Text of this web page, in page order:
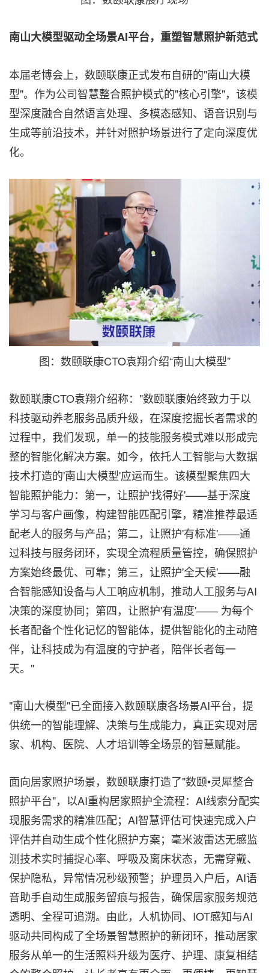
南山大模型驱动全场景AI平台，重塑智慧照护新范式
本届老博会上，数颐联康正式发布自研的"南山大模
型"。作为公司智慧整合照护模式的"核心引擎"，该模
型深度融合自然语言处理、多模态感知、语音识别与
生成等前沿技术，并针对照护场景进行了定向深度优
化。
图：数颐联康CTO袁翔介绍“南山大模型”
数颐联康CTO袁翔介绍称："数颐联康始终致力于以
科技驱动养老服务品质升级，在深度挖掘长者需求的
过程中，我们发现，单一的技能服务模式难以形成完
整的智能化解决方案。如今，依托人工智能与大数据
技术打造的'南山大模型'应运而生。该模型聚焦四大
智能照护能力：第一，让照护'找得好'——基于深度
学习与客户画像，构建智能匹配引擎，精准推荐最适
配老人的服务与产品；第二，让照护'有标准'——通
过科技与服务闭环，实现全流程质量管控，确保照护
方案始终最优、可靠；第三，让照护'全天候'——融
合智能感知设备与人工响应机制，推动人工服务与AI
决策的深度协同；第四，让照护'有温度'—— 为每个
长者配备个性化记忆的智能体，提供智能化的主动陪
伴，让科技成为有温度的守护者，陪伴长者每一
天。"
"南山大模型"已全面接入数颐联康各场景AI平台，提
供统一的智能理解、决策与生成能力，真正实现对居
家、机构、医院、人才培训等全场景的智慧赋能。
面向居家照护场景，数颐联康打造了"数颐•灵犀整合
照护平台"，以AI重构居家照护全流程：AI线索分配实
现服务需求的精准匹配；AI智慧评估可快速完成入户
评估并自动生成个性化照护方案；毫米波雷达无感监
测技术实时捕捉心率、呼吸及离床状态，无需穿戴、
保护隐私，异常情况秒级预警；护理员入户后，AI语
音助手自动生成服务留痕与报告，确保居家服务规范
透明、全程可追溯。由此，人机协同、IOT感知与AI
驱动共同构成了全场景智慧照护的新闭环，推动居家
服务从单一的生活照料升级为医疗、护理、康复相结